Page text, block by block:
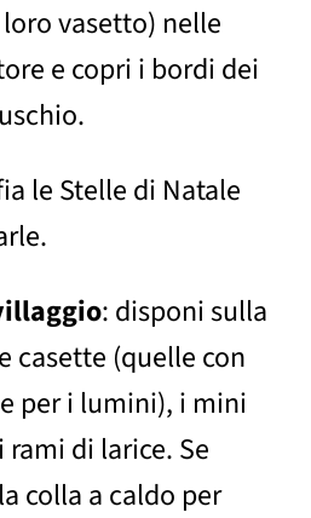
vasetto) nelle
e copri i bordi dei
le Stelle di Natale
: disponi sulla
casette (quelle con
per i lumini), i mini
di larice. Se
colla a caldo per